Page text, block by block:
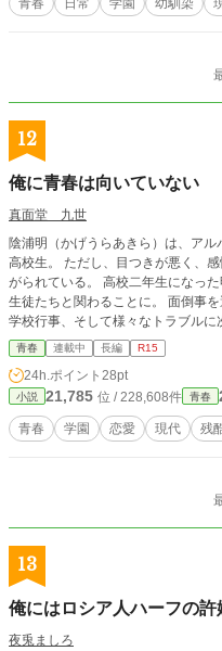
青春 日常 学園 幼馴染
12
俺に青春は向いていない
真面堂 九世
陰浦明（かげうらあきら）は、ア
高校生。 ただし、目つきが悪く、感情が表に出にくいため、周囲からはよく怖
がられている。 高校二年生になった明は、ひょんなことから一癖も二癖もある
生徒たちと関わることに。 面倒事を避けていきたいだけなのに、部活、恋愛、
学校行事、そして様々なトラブルに次々と巻
も一切ない明だが、なぜか困っている人を放っ
常を願うひねくれた少年が過ごす青
青春 連載中 長編 R15
24h.ポイント 28pt
小説 21,785 位 / 228,608件 青春
青春 学園 恋愛 現代 残
13
俺にはロシア人ハーフの許
夜兎ましろ